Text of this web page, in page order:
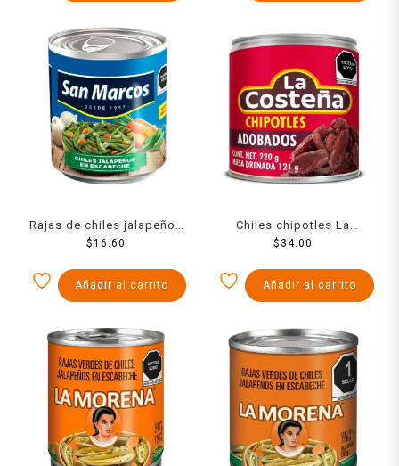
Rajas de chiles jalapeños
San Marcos verdes en
$16.60
Añadir al carrito
Chiles chipotles La
Costeña adobados 220 g
$ 34.00
Añadir al carrito